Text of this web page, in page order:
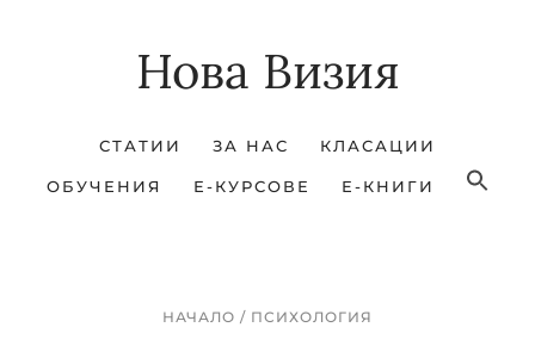
Нова Визия
СТАТИИ ЗА НАС КЛАСАЦИИ
ОБУЧЕНИЯ Е-КУРСОВЕ Е-КНИГИ
НАЧАЛО / ПСИХОЛОГИЯ